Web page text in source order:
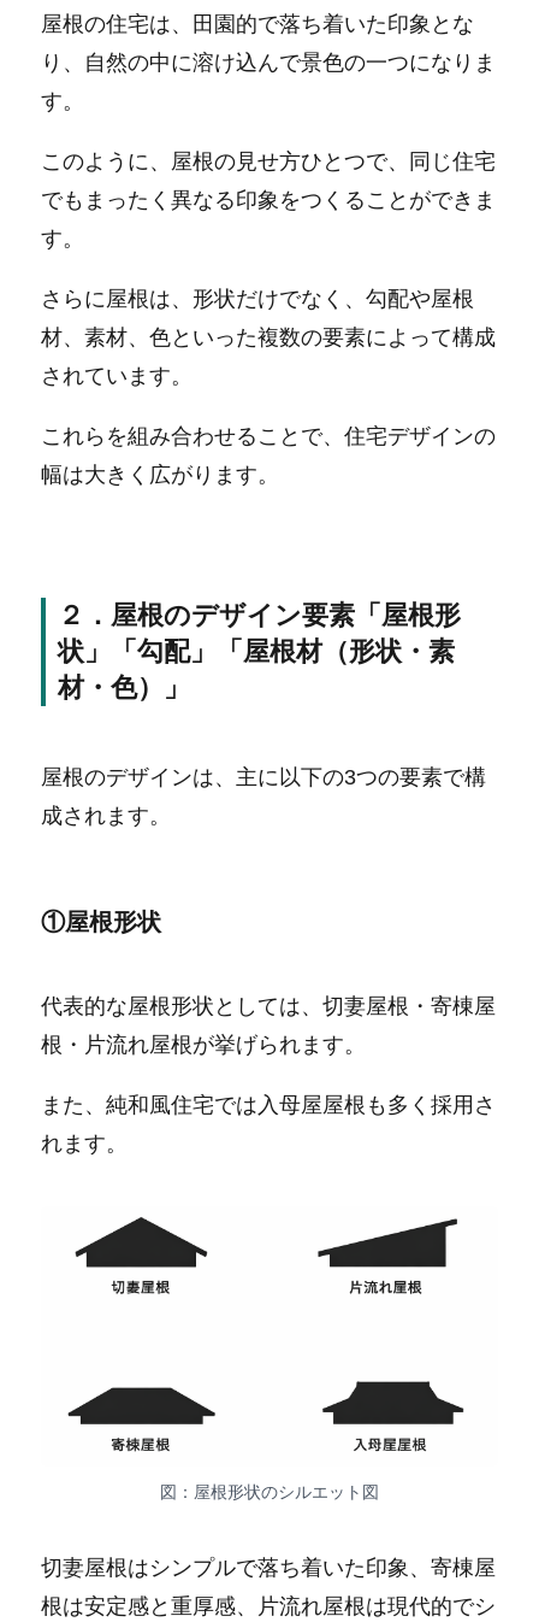
屋根の住宅は、田園的で落ち着いた印象とな
り、自然の中に溶け込んで景色の一つになりま
す。
このように、屋根の見せ方ひとつで、同じ住宅
でもまったく異なる印象をつくることができま
す。
さらに屋根は、形状だけでなく、勾配や屋根
材、素材、色といった複数の要素によって構成
されています。
これらを組み合わせることで、住宅デザインの
幅は大きく広がります。
２．屋根のデザイン要素「屋根形
状」「勾配」「屋根材（形状・素
材・色）」
屋根のデザインは、主に以下の3つの要素で構
成されます。
①屋根形状
代表的な屋根形状としては、切妻屋根・寄棟屋
根・片流れ屋根が挙げられます。
また、純和風住宅では入母屋屋根も多く採用さ
れます。
図：屋根形状のシルエット図
切妻屋根はシンプルで落ち着いた印象、寄棟屋
根は安定感と重厚感、片流れ屋根は現代的でシ